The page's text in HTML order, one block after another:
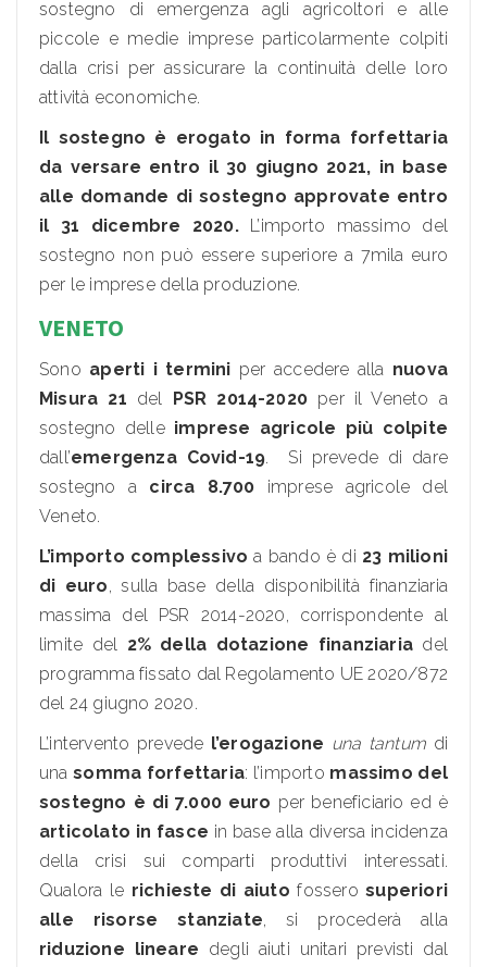
sostegno di emergenza agli agricoltori e alle
piccole e medie imprese particolarmente colpiti
dalla crisi per assicurare la continuità delle loro
attività economiche.
Il sostegno è erogato in forma forfettaria
da versare entro il 30 giugno 2021, in base
alle domande di sostegno approvate entro
il 31 dicembre 2020.L’importo massimo del
sostegno non può essere superiore a 7mila euro
per le imprese della produzione.
VENETO
Sono aperti i termini per accedere alla nuova
Misura 21 del PSR 2014-2020 per il Veneto a
sostegno delle imprese agricole più colpite
dall’emergenza Covid-19. Si prevede di dare
sostegno a circa 8.700 imprese agricole del
Veneto.
L’importo complessivo a bando è di 23 milioni
di euro, sulla base della disponibilità finanziaria
massima del PSR 2014-2020, corrispondente al
limite del 2% della dotazione finanziaria del
programma fissato dal Regolamento UE 2020/872
del 24 giugno 2020.
L’intervento prevede l’erogazione una tantum di
unasomma forfettaria: l’importo massimo del
sostegno è di 7.000 euro per beneficiario ed è
articolato in fasce in base alla diversa incidenza
della crisi sui comparti produttivi interessati.
Qualora le richieste di aiuto fosserosuperiori
alle risorse stanziate, si procederà alla
riduzione lineare degli aiuti unitari previsti dal